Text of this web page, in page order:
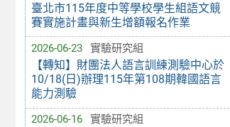
臺北市115年度中等學校學生組語文競
賽實施計畫與新生增額報名作業
2026-06-23 實驗研究組
【轉知】財團法人語言訓練測驗中心於
10/18(日)辦理115年第108期韓國語言
能力測驗
2026-06-16 實驗研究組